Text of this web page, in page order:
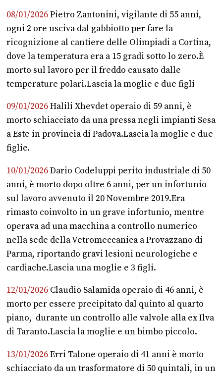
08/01/2026Pietro Zantonini, vigilante di 55 anni,
ogni 2 ore usciva dal gabbiotto per fare la
ricognizione al cantiere delle Olimpiadi a Cortina,
dove la temperatura era a 15 gradi sotto lo zero.È
morto sul lavoro per il freddo causato dalle
temperature polari.Lascia la moglie e due figli
09/01/2026Halili Xhevdet operaio di 59 anni, è
morto schiacciato da una pressa negli impianti Sesa
a Este in provincia di Padova.Lascia la moglie e due
figlie.
10/01/2026Dario Codeluppi perito industriale di 50
anni, è morto dopo oltre 6 anni, per un infortunio
sul lavoro avvenuto il 20 Novembre 2019.Era
rimasto coinvolto in un grave infortunio, mentre
operava ad una macchina a controllo numerico
nella sede della Vetromeccanica a Provazzano di
Parma, riportando gravi lesioni neurologiche e
cardiache.Lascia una moglie e 3 figli.
12/01/2026 Claudio Salamida operaio di 46 anni, è
morto per essere precipitato dal quinto al quarto
piano, durante un controllo alle valvole alla ex Ilva
di Taranto.Lascia la moglie e un bimbo piccolo.
13/01/2026Erri Talone operaio di 41 anni è morto
schiacciato da un trasformatore di 50 quintali, in un